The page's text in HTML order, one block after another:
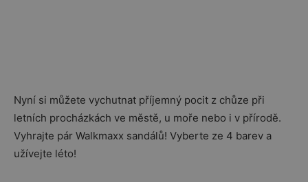
Nyní si můžete vychutnat příjemný pocit z chůze při
letních procházkách ve městě, u moře nebo i v přírodě.
Vyhrajte pár Walkmaxx sandálů! Vyberte ze 4 barev a
užívejte léto!